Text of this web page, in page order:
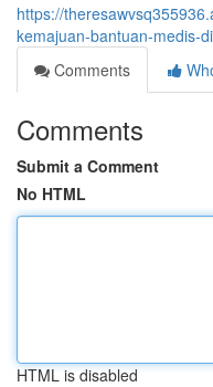
https://
kemajuan-bantuan-medis-
Comments
Comments
Submit a Comment
No HTML
HTML is disabled